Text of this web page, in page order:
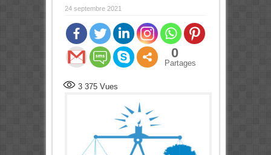
24 septembre 2021
0
Partages
3 375Vues